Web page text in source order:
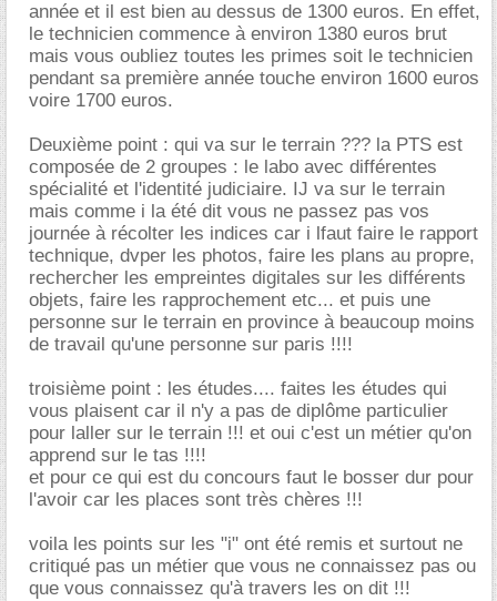
année et il est bien au dessus de 1300 euros. En effet,
le technicien commence à environ 1380 euros brut
mais vous oubliez toutes les primes soit le technicien
pendant sa première année touche environ 1600 euros
voire 1700 euros.
Deuxième point : qui va sur le terrain ??? la PTS est
composée de 2 groupes : le labo avec différentes
spécialité et l'identité judiciaire. IJ va sur le terrain
mais comme i la été dit vous ne passez pas vos
journée à récolter les indices car i lfaut faire le rapport
technique, dvper les photos, faire les plans au propre,
rechercher les empreintes digitales sur les différents
objets, faire les rapprochement etc... et puis une
personne sur le terrain en province à beaucoup moins
de travail qu'une personne sur paris !!!!
troisième point : les études.... faites les études qui
vous plaisent car il n'y a pas de diplôme particulier
pour laller sur le terrain !!! et oui c'est un métier qu'on
apprend sur le tas !!!!
et pour ce qui est du concours faut le bosser dur pour
l'avoir car les places sont très chères !!!
voila les points sur les "i" ont été remis et surtout ne
critiqué pas un métier que vous ne connaissez pas ou
que vous connaissez qu'à travers les on dit !!!